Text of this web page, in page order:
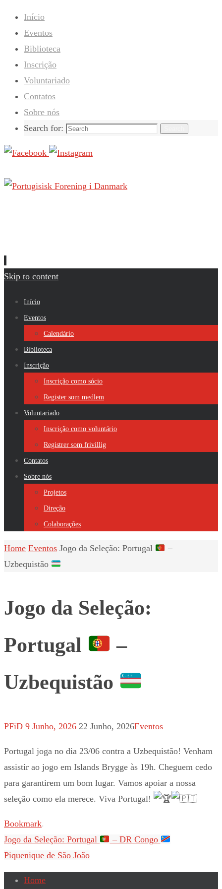
Início
Eventos
Biblioteca
Inscrição
Voluntariado
Contatos
Sobre nós
Search for:
Skip to content
Início
Eventos
Calendário
Biblioteca
Inscrição
Inscrição como sócio
Register som medlem
Voluntariado
Inscrição como voluntário
Registrer som frivillig
Contatos
Sobre nós
Projetos
Direção
Colaborações
Home Eventos Jogo da Seleção: Portugal
–
Uzbequistão
Jogo da Seleção:
Portugal
–
Uzbequistão
PFiD 9 Junho, 2026 22 Junho, 2026Eventos
Portugal joga no dia 23/06 contra a Uzbequistão! Venham
assistir ao jogo em Islands Brygge às 19h. Cheguem cedo
para garantirem um bom lugar. Vamos apoiar a nossa
seleção como ela merece. Viva Portugal!
Bookmark.
Jogo da Seleção: Portugal
– DR Congo
Piquenique de São João
Home